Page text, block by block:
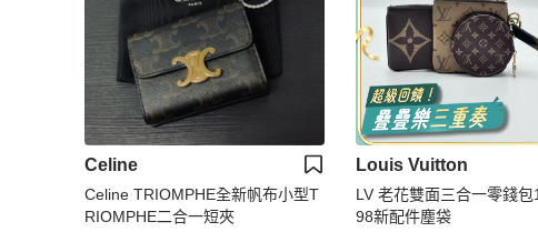
Celine
Celine TRIOMPHE全新帆布小型T
RIOMPHE二合一短夾
Louis Vuitton
LV 老花雙面三合一零錢包
98新配件塵袋